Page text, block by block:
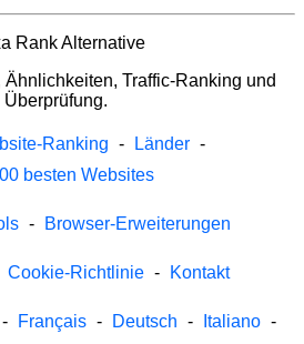
Rank Alternative
Traffic-Ranking und
Überprüfung.
Ranking - Länder -
besten Websites
- Browser-Erweiterungen
Cookie-Richtlinie - Kontakt
- Français - Deutsch - Italiano -